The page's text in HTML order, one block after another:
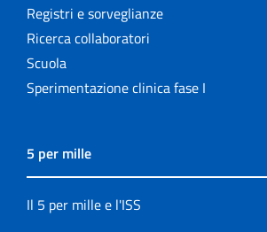
Registri e sorveglianze
Ricerca collaboratori
Scuola
Sperimentazione clinica fase I
5 per mille
Il 5 per mille e l'ISS